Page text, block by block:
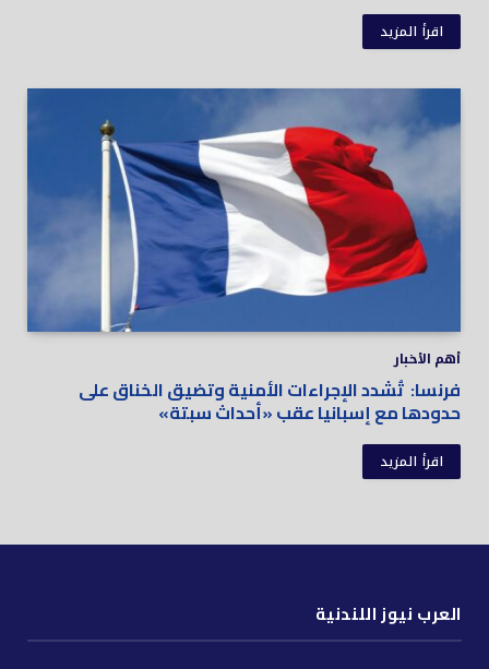
اقرأ المزيد
أهم الأخبار
فرنسا: تُشدد الإجراءات الأمنية وتضيق الخناق على
حدودها مع إسبانيا عقب «أحداث سبتة»
اقرأ المزيد
العرب نيوز اللندنية